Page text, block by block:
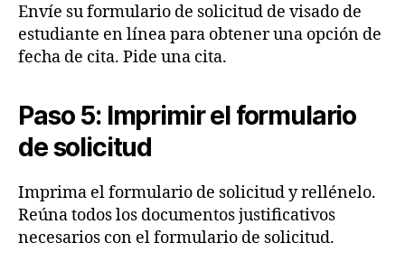
Envíe su formulario de solicitud de visado de
estudiante en línea para obtener una opción de
fecha de cita. Pide una cita.
Paso 5: Imprimir el formulario
de solicitud
Imprima el formulario de solicitud y rellénelo.
Reúna todos los documentos justificativos
necesarios con el formulario de solicitud.